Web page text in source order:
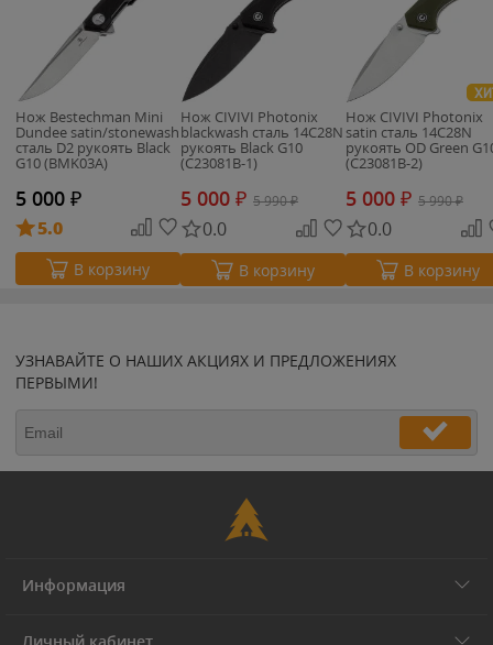
Нож Bestechman Mini
Dundee satin/stonewash
сталь D2 рукоять Black
G10 (BMK03A)
5 000 ₽
5.0
В корзину
Нож CIVIVI Photonix
blackwash сталь 14C28N
рукоять Black G10
(C23081B-1)
5 000 ₽ 5 990₽
0.0
В корзину
Нож CIVIVI Photonix
satin сталь 14C28N
рукоять OD Green
(C23081B-2)
5 000 ₽ 5 990₽
0.0
В корзину
УЗНАВАЙТЕ О НАШИХ АКЦИЯХ И ПРЕДЛОЖЕНИЯХ
ПЕРВЫМИ!
Информация